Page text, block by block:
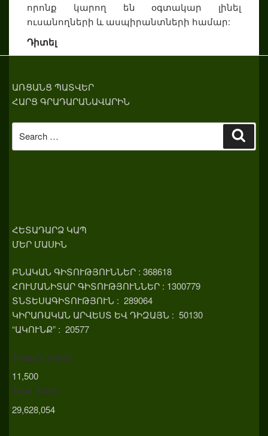
որոնք կարող են օգտակար լինել
ուսանողների և ասպիրանտների համար:
Դիտել
ԱՌՑԱՆՑ ՊԱՏՎԵՐ
ՀԱՐՑ ԳՐԱԴԱՐԱՆԱՎԱՐԻՆ
for:
ՀԵՏԱԴԱՐՁ ԿԱՊ
ՄԵՐ ՄԱՍԻՆ
ԲՆԱԿԱՆ ԳԻՏՈՒԹՅՈՒՆՆԵՐ : 368618
ՀՈՒՄԱՆԻՏԱՐ ԳԻՏՈՒԹՅՈՒՆՆԵՐ : 1300779
ՏՆՏԵՍԱԳԻՏՈՒԹՅՈՒՆ : 289064
ԿԻՐԱՌԱԿԱՆ ԱՐՎԵՍՏ ԵՎ ԴԻԶԱՅՆ : 50130
“ԱԿՈՒՆՔ” : 20577
Today's Visits:
11,500
Total Visits:
29,628,054